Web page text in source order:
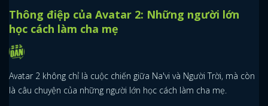
Thông điệp của Avatar 2: Những người lớn
học cách làm cha mẹ
Avatar 2 không chỉ là cuộc chiến giữa Na'vi và Người Trời, mà còn
là câu chuyện của những người lớn học cách làm cha mẹ.